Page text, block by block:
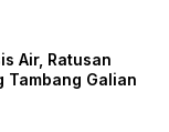
Air, Ratusan
Tambang Galian